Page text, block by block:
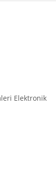
Elektronik